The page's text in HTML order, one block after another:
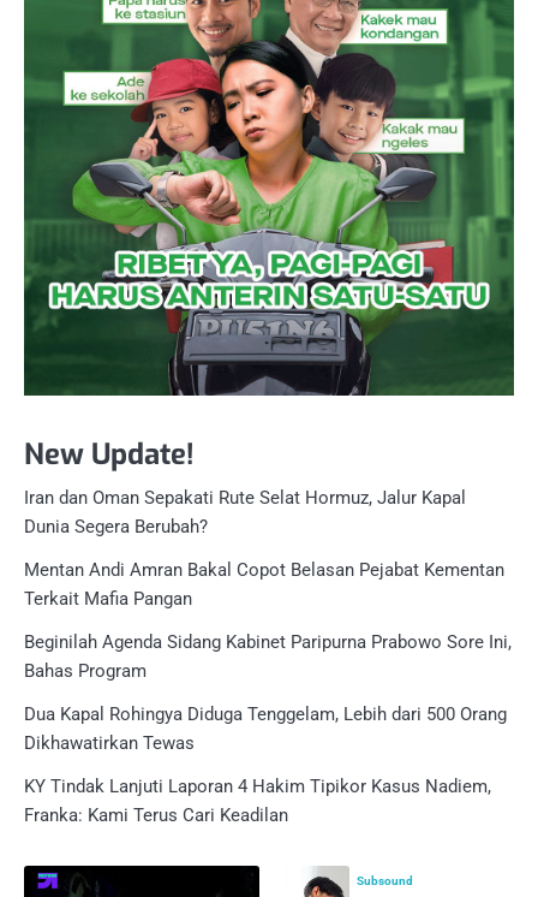
New Update!
Iran dan Oman Sepakati Rute Selat Hormuz, Jalur Kapal
Dunia Segera Berubah?
Mentan Andi Amran Bakal Copot Belasan Pejabat Kementan
Terkait Mafia Pangan
Beginilah Agenda Sidang Kabinet Paripurna Prabowo Sore Ini,
Bahas Program
Dua Kapal Rohingya Diduga Tenggelam, Lebih dari 500 Orang
Dikhawatirkan Tewas
KY Tindak Lanjuti Laporan 4 Hakim Tipikor Kasus Nadiem,
Franka: Kami Terus Cari Keadilan
Subsound